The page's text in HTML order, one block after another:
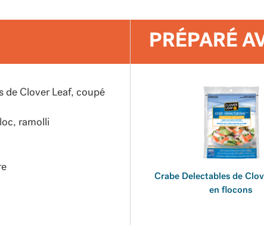
de Clover Leaf, coupé
ramolli
PRÉPARÉ
Crabe Delectables de
en flocons